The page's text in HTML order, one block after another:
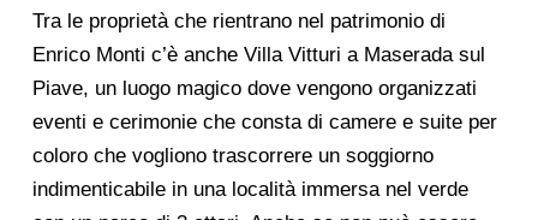
Tra le proprietà che rientrano nel patrimonio di
Enrico Monti c’è anche Villa Vitturi a Maserada sul
Piave, un luogo magico dove vengono organizzati
eventi e cerimonie che consta di camere e suite per
coloro che vogliono trascorrere un soggiorno
indimenticabile in una località immersa nel verde